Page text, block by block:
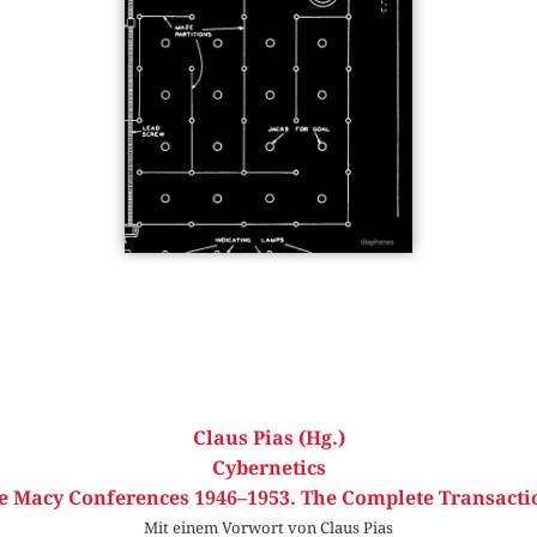
Claus Pias (Hg.)
Cybernetics
Macy Conferences 1946–1953. The Complete
Mit einem Vorwort von Claus Pias